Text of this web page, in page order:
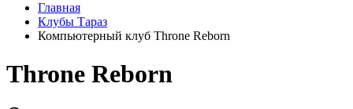
Главная
Клубы Тараз
Компьютерный клуб Throne Reborn
Throne Reborn